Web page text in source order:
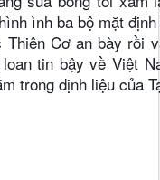
ình ba bộ mặt
Cơ an bày rồi
tin bậy về Việt
trong định liệu của